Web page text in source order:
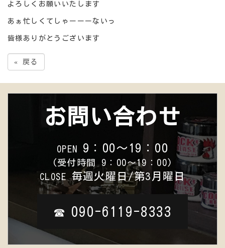
よろしくお願いいたします
あぁ忙しくてしゃーーーないっ
皆様ありがとうございます
« 戻る
お問い合わせ
OPEN 9：00～19：00
(受付時間 9：00～19：00)
CLOSE毎週火曜日/第3月曜日
☎︎ 090-6119-8333